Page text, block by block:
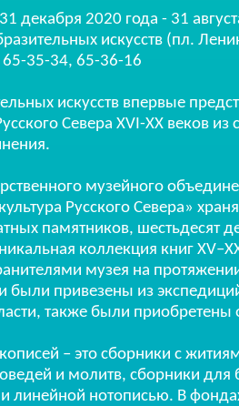
декабря 2020 года - 31
искусств (пл.
35-34, 65-36-16
искусств впервые
Севера XVI-XX веков из
музейного
Русского Севера»
памятников, шестьдесят
коллекция книг
музея на
были привезены из
также были приобретены
– это сборники с
и молитв, сборники для
линейной нотописью. В